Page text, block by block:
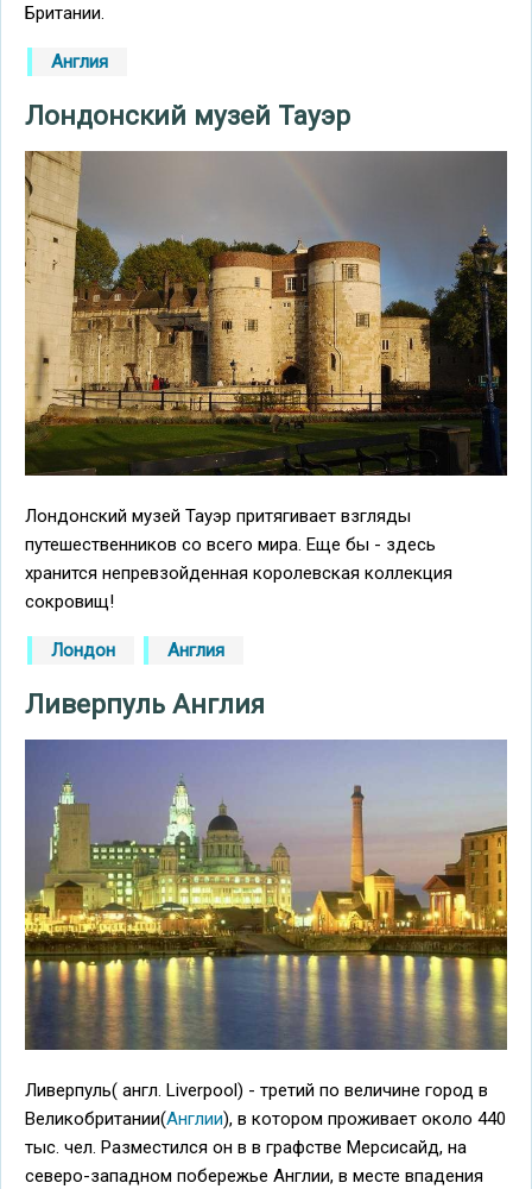
Британии.
Англия
Лондонский музей Тауэр
Лондонский музей Тауэр притягивает взгляды
путешественников со всего мира. Еще бы - здесь
хранится непревзойденная королевская коллекция
сокровищ!
Лондон Англия
Ливерпуль Англия
Ливерпуль( англ. Liverpool) - третий по величине город в
Великобритании(Англии), в котором проживает около 440
тыс. чел. Разместился он в в графстве Мерсисайд, на
северо-западном побережье Англии, в месте впадения